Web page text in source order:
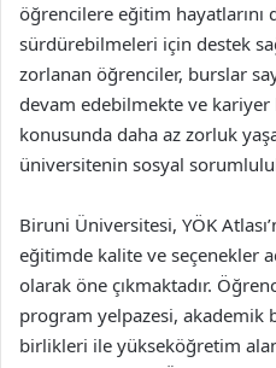
öğrencilere eğitim hayatlarını
sürdürebilmeleri için destek
zorlanan öğrenciler, burslar
devam edebilmekte ve
konusunda daha az zorluk
üniversitenin sosyal sorumluluk
Biruni Üniversitesi, YÖK
eğitimde kalite ve seçenekler
olarak öne çıkmaktadır.
program yelpazesi, akademik
birlikleri ile yükseköğretim